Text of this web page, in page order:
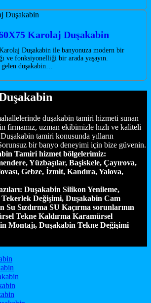
Karolaj Duşakabin
Duşakabin ile banyonuza modern bir
ve fonksiyonelliği bir arada yaşayın.
gelen duşakabin…
duşakabin tamiri hizmeti sunan
firmamız, uzman ekibimizle hızlı ve kaliteli
tamiri konusunda yılların
bir banyo deneyimi için bize güvenin.
Tamiri hizmet bölgelerimiz:
Yüzbaşılar, Başiskele, Çayırova,
Gebze, İzmit, Kandıra, Yalova,
Duşakabin Silikon Yenileme,
Değişimi, Duşakabin Cam
Su Sızdırma SU Kaçırma sorunlarının
Tekne Kaldırma Karamürsel
Montajı, Duşakabin Tekne Değişimi